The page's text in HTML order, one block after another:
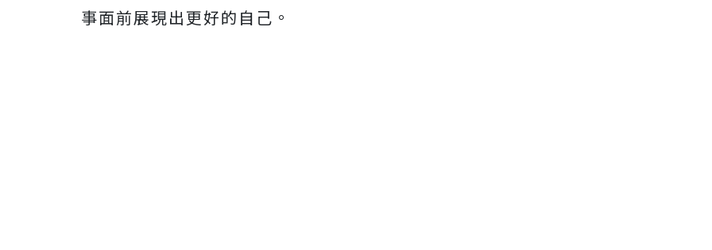
事面前展現出更好的自己。